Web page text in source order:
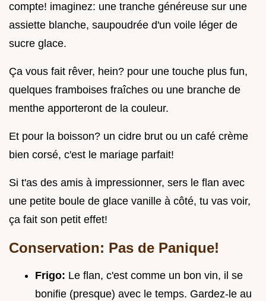
compte! imaginez: une tranche généreuse sur une
assiette blanche, saupoudrée d'un voile léger de
sucre glace.
Ça vous fait rêver, hein? pour une touche plus fun,
quelques framboises fraîches ou une branche de
menthe apporteront de la couleur.
Et pour la boisson? un cidre brut ou un café crème
bien corsé, c'est le mariage parfait!
Si t'as des amis à impressionner, sers le flan avec
une petite boule de glace vanille à côté, tu vas voir,
ça fait son petit effet!
Conservation: Pas de Panique!
Frigo: Le flan, c'est comme un bon vin, il se
bonifie (presque) avec le temps. Gardez-le au